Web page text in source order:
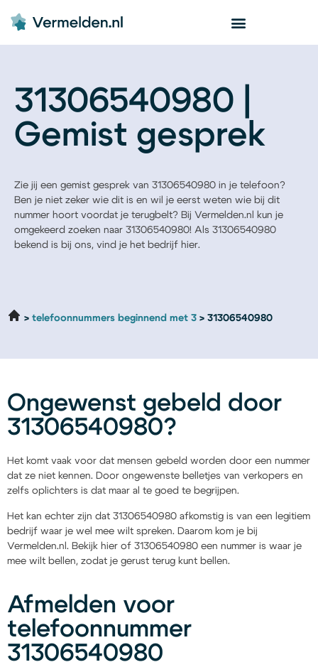
31306540980 |
Gemist gesprek
Zie jij een gemist gesprek van 31306540980 in je telefoon?
Ben je niet zeker wie dit is en wil je eerst weten wie bij dit
nummer hoort voordat je terugbelt? Bij Vermelden.nl kun je
omgekeerd zoeken naar 31306540980! Als 31306540980
bekend is bij ons, vind je het bedrijf hier.
telefoonnummers beginnend met 3 31306540980
Ongewenst gebeld door
31306540980?
Het komt vaak voor dat mensen gebeld worden door een nummer
dat ze niet kennen. Door ongewenste belletjes van verkopers en
zelfs oplichters is dat maar al te goed te begrijpen.
Het kan echter zijn dat 31306540980 afkomstig is van een legitiem
bedrijf waar je wel mee wilt spreken. Daarom kom je bij
Vermelden.nl. Bekijk hier of 31306540980 een nummer is waar je
mee wilt bellen, zodat je gerust terug kunt bellen.
Afmelden voor
telefoonnummer
31306540980